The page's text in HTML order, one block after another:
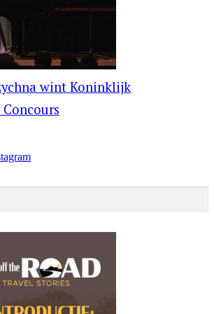
wint Koninklijk